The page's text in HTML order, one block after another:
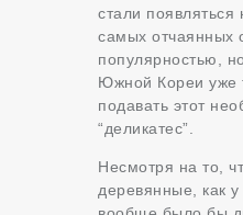
стали появляться
самых отчаянных
популярностью,
Южной Кореи уже
подавать этот
“деликатес”.
Несмотря на то,
деревянные, как